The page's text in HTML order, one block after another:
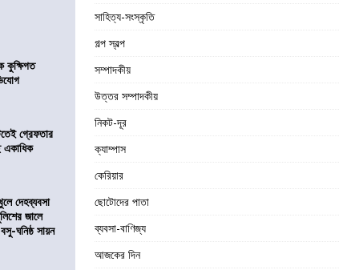
গ্রেফতার
একাধিক
দেহব্যবসা
জালে
ঘনিষ্ঠ সায়ন
সাহিত্য-সংস্কৃতি
গল্প স্বল্প
সম্পাদকীয়
উত্তর সম্পাদকীয়
নিকট-দূর
ক্যাম্পাস
কেরিয়ার
ছোটোদের পাতা
ব্যবসা-বাণিজ্য
আজকের দিন